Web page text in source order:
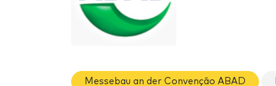
Messebau an der Convenção ABAD